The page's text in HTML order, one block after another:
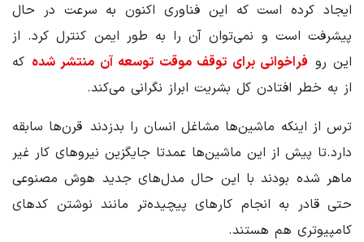
ایجاد کرده است که این فناوری اکنون به سرعت در حال
پیشرفت است و نمی‌توان آن را به طور ایمن کنترل کرد. از
این رو فراخوانی برای توقف موقت توسعه آن منتشر شده که
از به خطر افتادن کل بشریت ابراز نگرانی می‌کند.
ترس از اینکه ماشین‌ها مشاغل انسان را بدزدند قرن‌ها سابقه
دارد.تا پیش از این ماشین‌ها عمدتا جایگزین نیروهای کار غیر
ماهر شده بودند با این حال مدل‌های جدید هوش مصنوعی
حتی قادر به انجام کارهای پیچیده‌تر مانند نوشتن کدهای
کامپیوتری هم هستند.